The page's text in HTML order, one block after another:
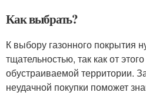
Как выбрать?
К выбору газонного покрытия
тщательностью, так как от
обустраиваемой территории.
неудачной покупки поможет